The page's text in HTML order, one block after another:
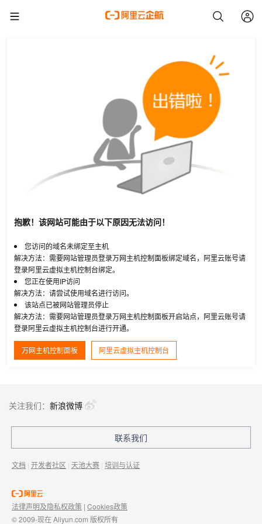
抱歉！该网站可能由于以下原因无法访问！
您访问的域名未绑定至主机
解决方法：需要网站管理员登录万网主机控制面板绑定域名，阿里云账号请
登录阿里云虚拟主机控制台绑定。
您正在使用IP访问
解决方法：请尝试使用域名进行访问。
该站点已被网站管理员停止
解决方法：需要网站管理员登录万网主机控制面板开启站点，阿里云账号请
登录阿里云虚拟主机控制台进行开通。
万网主机控制面板 阿里云虚拟主机控制台